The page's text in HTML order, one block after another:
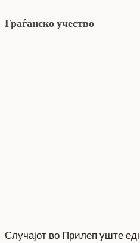
Граѓанско учество
Случајот во Прилеп уште